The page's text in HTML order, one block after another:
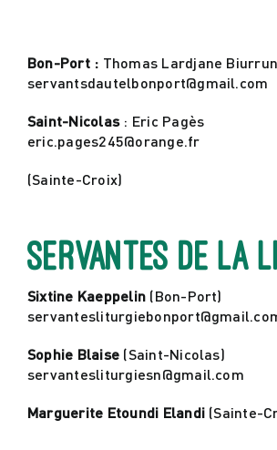
Bon-Port : Thomas Lardjane Biurrun
servantsdautelbonport@gmail.com
Saint-Nicolas: Eric Pagès
eric.pages245@orange.fr
(Sainte-Croix)
Servantes de la
Sixtine Kaeppelin (Bon-Port)
Sophie Blaise (Saint-Nicolas)
servantesliturgiesn@gmail.com
Marguerite Etoundi Elandi (Sainte-